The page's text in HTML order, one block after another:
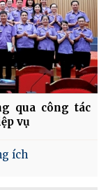
qua công tác
vụ
ích